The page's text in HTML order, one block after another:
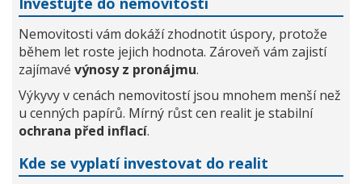
Nemovitosti vám dokáží zhodnotit úspory, protože
během let roste jejich hodnota. Zároveň vám zajistí
zajímavé výnosy z pronájmu.
Výkyvy v cenách nemovitostí jsou mnohem menší než
u cenných papírů. Mírný růst cen realit je stabilní
ochrana před inflací.
Kde se vyplatí investovat do realit